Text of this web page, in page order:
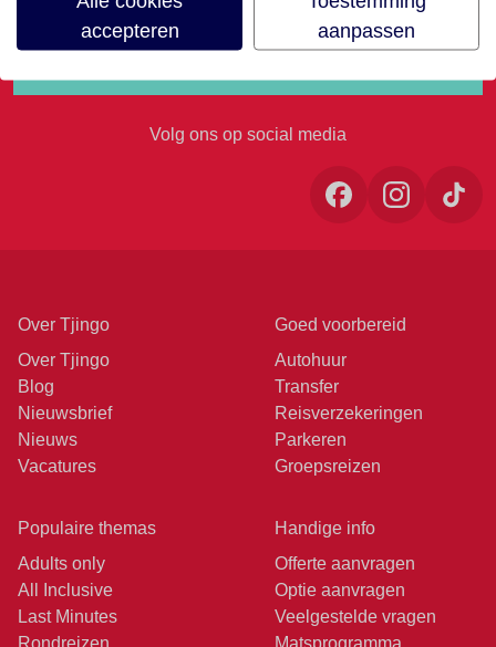
Volg ons op social media
Over Tjingo
Over Tjingo
Blog
Nieuwsbrief
Nieuws
Vacatures
Goed voorbereid
Autohuur
Transfer
Reisverzekeringen
Parkeren
Groepsreizen
Populaire themas
Adults only
All Inclusive
Last Minutes
Rondreizen
Handige info
Offerte aanvragen
Optie aanvragen
Veelgestelde vragen
Matsprogramma
accepteren
aanpassen